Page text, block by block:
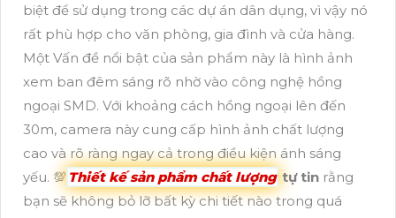
biệt để sử dụng trong các dự án dân dụng, vì vậy nó
rất phù hợp cho văn phòng, gia đình và cửa hàng.
Một Vấn đề nổi bật của sản phẩm này là hình ảnh
xem ban đêm sáng rõ nhờ vào công nghệ hồng
ngoại SMD. Với khoảng cách hồng ngoại lên đến
30m, camera này cung cấp hình ảnh chất lượng
cao và rõ ràng ngay cả trong điều kiện ánh sáng
yếu. 💯 Thiết kế sản phẩm chất lượng tự tin rằng
bạn sẽ không bỏ lỡ bất kỳ chi tiết nào trong quá